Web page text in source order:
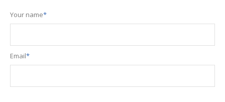
Your name*
Email*